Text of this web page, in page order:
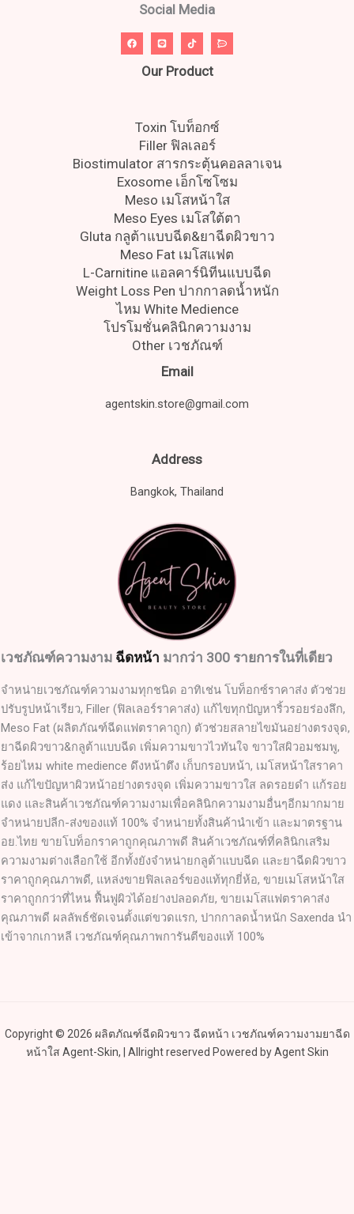
Social Media
Our Product
Toxin โบท็อกซ์
Filler ฟิลเลอร์
Biostimulator สารกระตุ้นคอลลาเจน
Exosome เอ็กโซโซม
Meso เมโสหน้าใส
Meso Eyes เมโสใต้ตา
Gluta กลูต้าแบบฉีด&ยาฉีดผิวขาว
Meso Fat เมโสแฟต
L-Carnitine แอลคาร์นิทีนแบบฉีด
Weight Loss Pen ปากกาลดน้ำหนัก
ไหม White Medience
โปรโมชั่นคลินิกความงาม
Other เวชภัณฑ์
Email
agentskin.store@gmail.com
Address
Bangkok, Thailand
เวชภัณฑ์ความงาม ฉีดหน้า มากว่า 300 รายการในที่เดียว
จำหน่ายเวชภัณฑ์ความงามทุกชนิด อาทิเช่น โบท็อกซ์ราคาส่ง ตัวช่วย
ปรับรูปหน้าเรียว, Filler (ฟิลเลอร์ราคาส่ง) แก้ไขทุกปัญหาริ้วรอยร่องลึก,
Meso Fat (ผลิตภัณฑ์ฉีดแฟตราคาถูก) ตัวช่วยสลายไขมันอย่างตรงจุด,
ยาฉีดผิวขาว&กลูต้าแบบฉีด เพิ่มความขาวไวทันใจ ขาวใสผิวอมชมพู,
ร้อยไหม white medience ดึงหน้าตึง เก็บกรอบหน้า, เมโสหน้าใสราคา
ส่ง แก้ไขปัญหาผิวหน้าอย่างตรงจุด เพิ่มความขาวใส ลดรอยดำ แก้รอย
แดง และสินค้าเวชภัณฑ์ความงามเพื่อคลินิกความงามอื่นๆอีกมากมาย
จำหน่ายปลีก-ส่งของแท้ 100% จำหน่ายทั้งสินค้านำเข้า และมาตรฐาน
อย.ไทย ขายโบท็อกราคาถูกคุณภาพดี สินค้าเวชภัณฑ์ที่คลินิกเสริม
ความงามต่างเลือกใช้ อีกทั้งยังจำหน่ายกลูต้าแบบฉีด และยาฉีดผิวขาว
ราคาถูกคุณภาพดี, แหล่งขายฟิลเลอร์ของแท้ทุกยี่ห้อ, ขายเมโสหน้าใส
ราคาถูกกว่าที่ไหน ฟื้นฟูผิวได้อย่างปลอดภัย, ขายเมโสแฟตราคาส่ง
คุณภาพดี ผลลัพธ์ชัดเจนตั้งแต่ขวดแรก, ปากกาลดน้ำหนัก Saxenda นำ
เข้าจากเกาหลี เวชภัณฑ์คุณภาพการันตีของแท้ 100%
Copyright © 2026 ผลิตภัณฑ์ฉีดผิวขาว ฉีดหน้า เวชภัณฑ์ความงามยาฉีด
หน้าใส Agent-Skin, | Allright reserved Powered by Agent Skin